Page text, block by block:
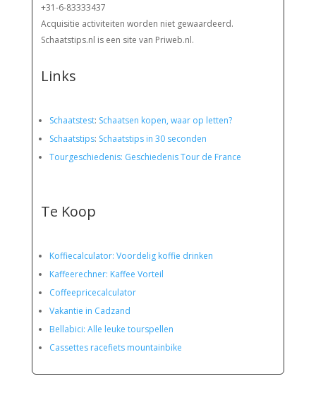
+31-6-83333437
Acquisitie activiteiten worden niet gewaardeerd.
Schaatstips.nl is een site van Priweb.nl.
Links
Schaatstest: Schaatsen kopen, waar op letten?
Schaatstips: Schaatstips in 30 seconden
Tourgeschiedenis: Geschiedenis Tour de France
Te Koop
Koffiecalculator: Voordelig koffie drinken
Kaffeerechner: Kaffee Vorteil
Coffeepricecalculator
Vakantie in Cadzand
Bellabici: Alle leuke tourspellen
Cassettes racefiets mountainbike